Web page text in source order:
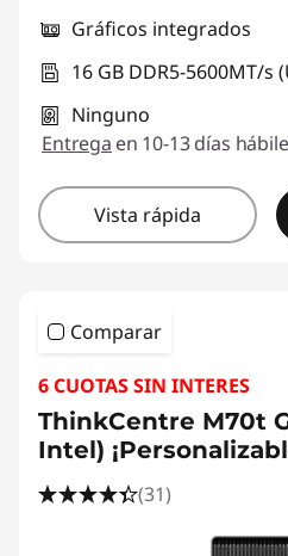
Gráficos integrados
16 GB DDR5-5600MT/s
Ninguno
Entrega en 10-13 días
Vista rápida
Comparar
6 CUOTAS SIN INTERES
ThinkCentre M70t
Intel)
(31)